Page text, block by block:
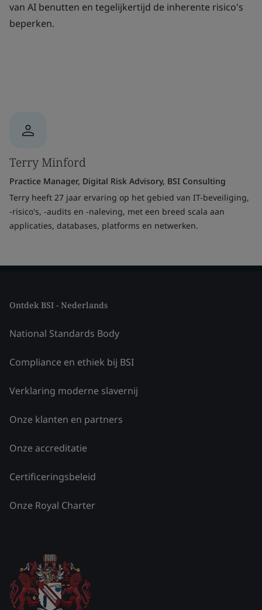
van AI benutten en tegelijkertijd de inherente risico's
beperken.
Terry Minford
Practice Manager, Digital Risk Advisory, BSI Consulting
Terry heeft 27 jaar ervaring op het gebied van IT-beveiliging,
-risico's, -audits en -naleving, met een breed scala aan
applicaties, databases, platforms en netwerken.
Ontdek BSI - Nederlands
National Standards Body
Compliance en ethiek bij BSI
Verklaring moderne slavernij
Onze klanten en partners
Onze accreditatie
Certificeringsbeleid
Onze Royal Charter